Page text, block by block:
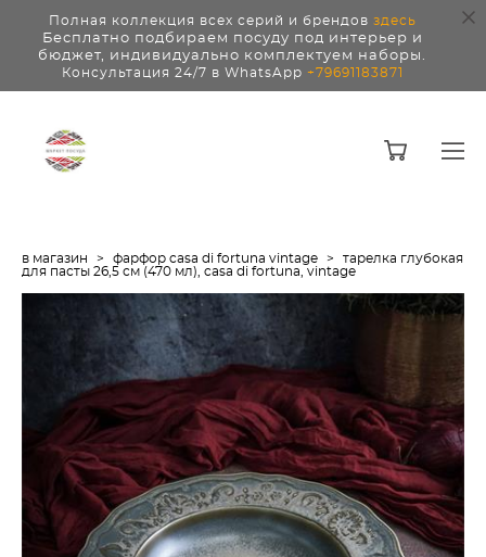
Полная коллекция всех серий и брендов здесь
Бесплатно подбираем посуду под интерьер и
бюджет, индивидуально комплектуем наборы.
Консультация 24/7 в WhatsApp +79691183871
в магазин > фарфор casa di fortuna vintage >
тарелка глубокая
для пасты 26,5 см (470 мл), casa di fortuna, vintage